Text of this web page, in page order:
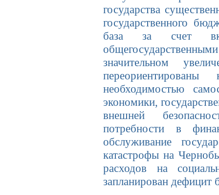
государства
государственного
база за счет
значительном
необходимостью
экономики,
внешней
потребности в
обслуживание
катастрофы на
расходов на
запланирован дефицит